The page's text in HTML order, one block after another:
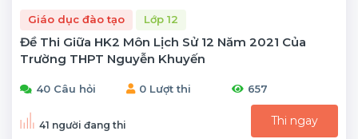
Giáo dục đào tạo Lớp 12
Đề Thi Giữa HK2 Môn Lịch Sử 12 Năm 2021 Của
Trường THPT Nguyễn Khuyến
40 Câu hỏi 0 Lượt thi 657
41 người đang thi Thi ngay